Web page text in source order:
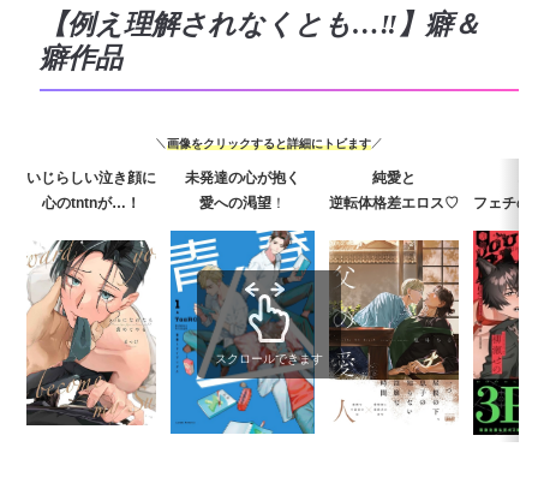
【例え理解されなくとも…‼】癖＆
癖作品
＼画像をクリックすると詳細にトビます／
いじらしい泣き顔に
心のtntnが…！
未発達の心が抱く
愛への渇望 ！
純愛と
逆転体格差エロス♡
フェチの
スクロールできます